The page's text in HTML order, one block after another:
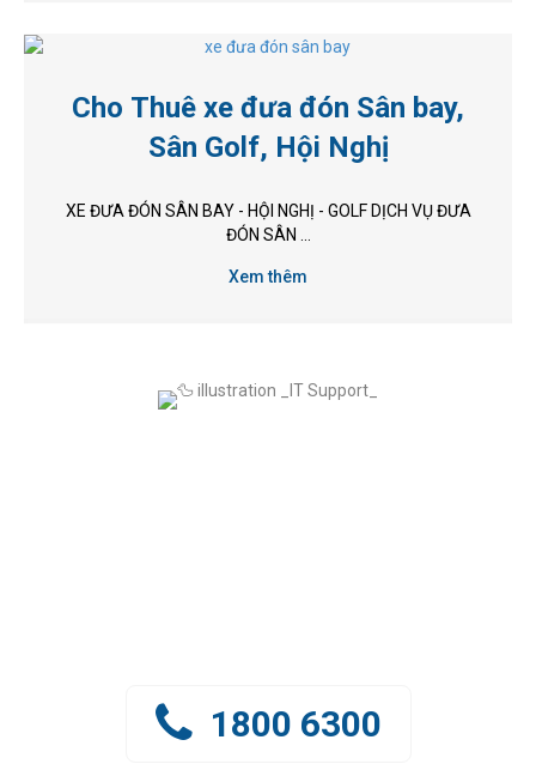
Cho Thuê xe đưa đón Sân bay,
Sân Golf, Hội Nghị
XE ĐƯA ĐÓN SÂN BAY - HỘI NGHỊ - GOLF DỊCH VỤ ĐƯA
ĐÓN SÂN ...
Xem thêm
1800 6300